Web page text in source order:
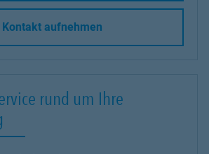
Kontakt aufnehmen
rund um Ihre